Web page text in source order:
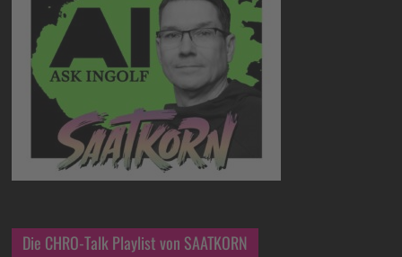
Die CHRO-Talk Playlist von SAATKORN